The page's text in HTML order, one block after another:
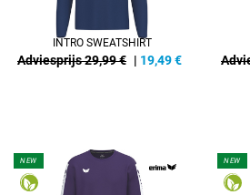
INTRO SWEATSHIRT
Adviesprijs 29,99 € | 19,49€
NEW NEW